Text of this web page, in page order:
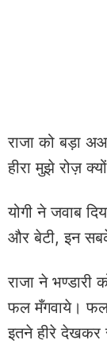
राजा को बड़ा
हीरा मुझे रोज़
योगी ने जवाब
और बेटी, इन
राजा ने भण्डारी
फल मँगवाये। फल
इतने हीरे देखकर